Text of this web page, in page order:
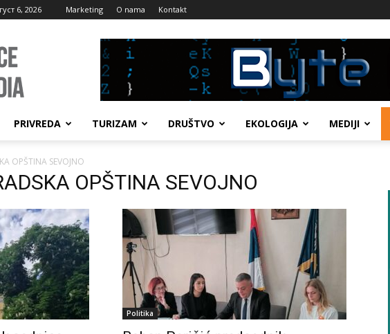
6, 2026 Marketing O nama Kontakt
PRIVREDA TURIZAM DRUŠTVO EKOLOGIJA MEDIJI
OPŠTINA SEVOJNO
OPŠTINA SEVOJNO
Politika